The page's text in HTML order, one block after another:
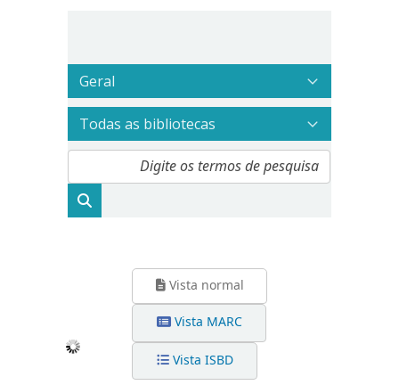
Vista normal
Vista MARC
Vista ISBD